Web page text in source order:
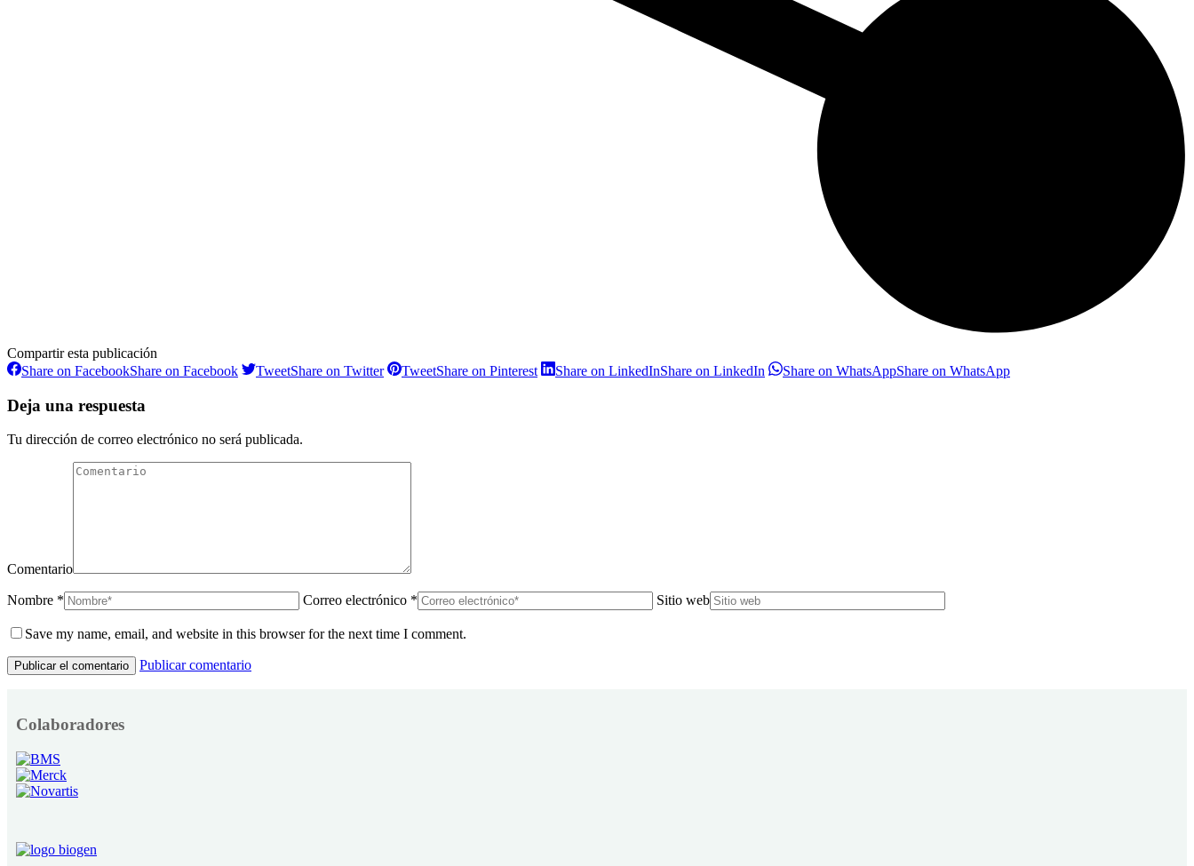
Compartir esta publicación
Share on FacebookShare on Facebook TweetShare on Twitter TweetShare on Pinterest Share on LinkedInShare on LinkedIn Share on WhatsAppShare on WhatsApp
Deja una respuesta
Tu dirección de correo electrónico no será publicada.
Comentario
Nombre * Correo electrónico * Sitio web
Save my name, email, and website in this browser for the next time I comment.
Publicar comentario
Colaboradores